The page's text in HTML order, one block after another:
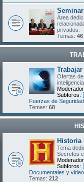
Área
privados.
Temas: 46
Ofertas
inteligencia
Subforos:
Fuerzas de Seguridad
Temas: 68
Historia
Tema
Secretos
Subforos:
Documentales y
Temas: 212